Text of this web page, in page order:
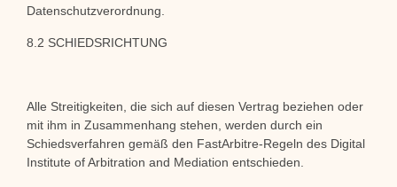
Datenschutzverordnung.
8.2 SCHIEDSRICHTUNG
Alle Streitigkeiten, die sich auf diesen Vertrag beziehen oder
mit ihm in Zusammenhang stehen, werden durch ein
Schiedsverfahren gemäß den FastArbitre-Regeln des Digital
Institute of Arbitration and Mediation entschieden.